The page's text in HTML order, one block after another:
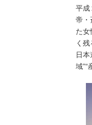
平成
帝・
た女
く残
日
域”“